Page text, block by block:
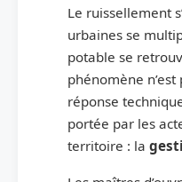
Le ruissellement
urbaines se
potable se
phénomène
réponse
portée par les
territoire : la